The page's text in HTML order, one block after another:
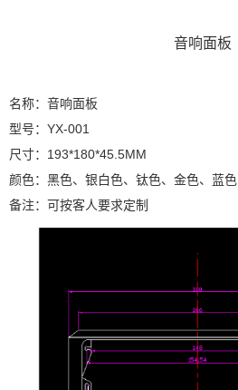
音响面板
名称：音响面板
型号：YX-001
尺寸：193*180*45.5MM
颜色：黑色、银白色、钛色、金色、蓝色
备注：可按客人要求定制